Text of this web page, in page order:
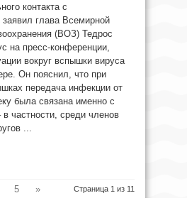
контакта с
глава Всемирной
(ВОЗ) Тедрос
на пресс-конференции,
вокруг вспышки вируса
Он пояснил, что при
передача инфекции от
была связана именно с
в частности, среди членов
...
Страница 1 из 11
5
»